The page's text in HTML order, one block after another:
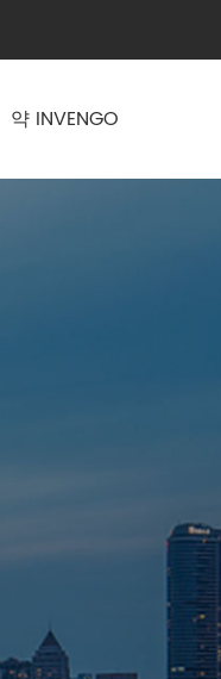
약 INVENGO